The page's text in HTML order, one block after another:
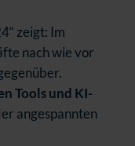
zeigt: Im
nach wie vor
Tools und KI-
angespannten